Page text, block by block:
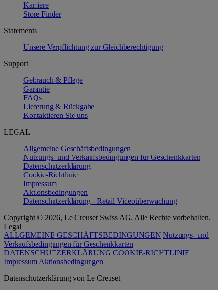
Karriere
Store Finder
Statements
Unsere Verpflichtung zur Gleichberechtigung
Support
Gebrauch & Pflege
Garantie
FAQs
Lieferung & Rückgabe
Kontaktieren Sie uns
LEGAL
Allgemeine Geschäftsbedingungen
Nutzungs- und Verkaufsbedingungen für Geschenkkarten
Datenschutzerklärung
Cookie-Richtlinie
Impressum
Aktionsbedingungen
Datenschutzerklärung - Retail Videoüberwachung
Copyright © 2026, Le Creuset Swiss AG. Alle Rechte vorbehalten.
Legal
ALLGEMEINE GESCHÄFTSBEDINGUNGEN Nutzungs- und
Verkaufsbedingungen für Geschenkkarten
DATENSCHUTZERKLÄRUNG COOKIE-RICHTLINIE
ImpressumAktionsbedingungen
Datenschutz­erklärung von Le Creuset